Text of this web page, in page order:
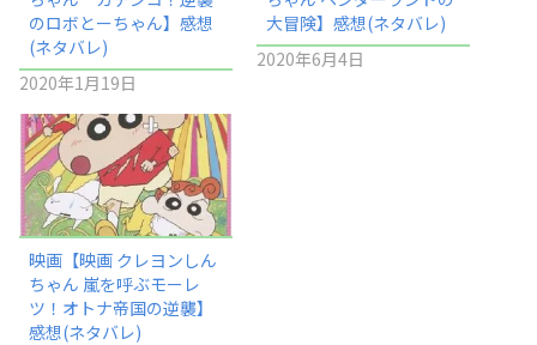
のロボとーちゃん】感想
(ネタバレ)
2020年1月19日
大冒険】感想(ネタバレ)
2020年6月4日
映画【映画 クレヨンしん
ちゃん 嵐を呼ぶモーレ
ツ！オトナ帝国の逆襲】
感想(ネタバレ)